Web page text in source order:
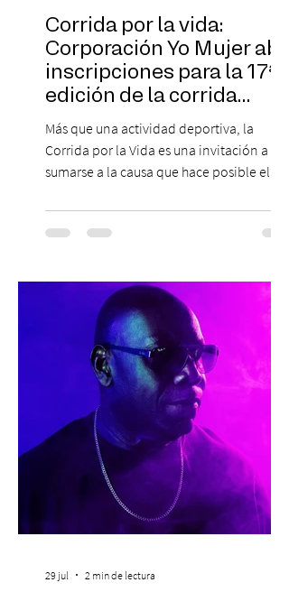
Corrida por la vida:
Corporación Yo Mujer abre
inscripciones para la 17ª
edición de la corrida
solidaria
Más que una actividad deportiva, la
Corrida por la Vida es una invitación a
sumarse a la causa que hace posible el
desarrolla durante todo el año: brindar
orientación, contención y apoyo
experiencia del cáncer de mama y a sus
familias, además de impulsar la detección
temprana, porque la información también
es una forma de acompañar. Con este
propósito, la Corporación realizará la 17ª
Corrida por la Vida, e
29 jul 2 min de lectura